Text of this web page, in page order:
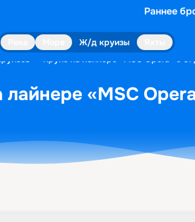
Раннее
Ж/д круизы
Круиз на лайнере «MSC Opera» с
лайнере «MSC